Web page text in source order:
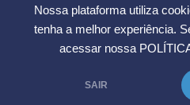
Nossa plataforma utiliza
tenha a melhor experiência.
acessar nossa
SAIR
Magazine Swimchannel (International
Minha conta
Newsletter Notícias
Política de Cancelamento
Thank You